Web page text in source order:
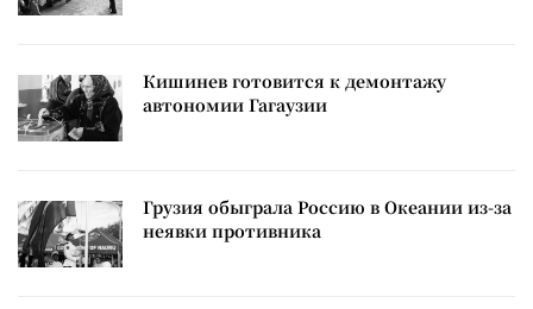
Кишинев готовится к демонтажу
автономии Гагаузии
Грузия обыграла Россию в Океании из-за
неявки противника